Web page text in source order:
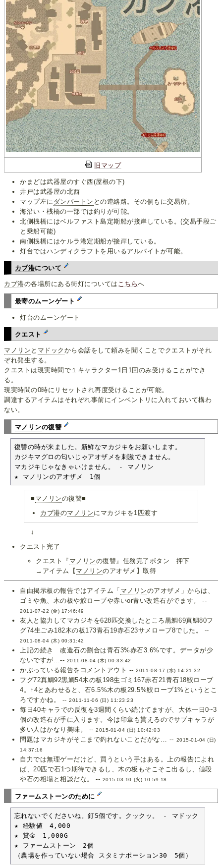
旧マップ
かまどは武器屋のすぐ西(屋根の下)
井戸は武器屋の北西
マップ左に ダンバートン との連絡路。その側もに交易所。
海沿い・桟橋の一部では釣りが可能。
北側桟橋にはベルファスト島定期船が接岸している。(交易手段ご
と乗船可能)
南側桟橋にはケルラ港定期船が接岸している。
灯台ではハンディクラフトを用いるアルバイトが可能。
カブ港について
カブ港の各場所にある街灯については こちらへ
最寄のムーンゲート
灯台のムーンゲート
クエスト
マノリン と マドック から会話をして頼みを聞くことでクエストがそれ
ぞれ発生する。
クエストは現実時間で１キャラクター1日1回のみ受けることができ
る。
現実時間の0時にリセットされ再度受けることが可能。
調達するアイテムはそれぞれ事前にインベントリに入れておいて構わ
ない。
マノリンの復讐
復讐の時が来ました。新鮮なマカジキをお願いします。
カジキマグロの匂いじゃアオザメを刺激できません。
マカジキじゃなきゃいけません。 - マノリン
★ マノリンのアオザメ　1個
■ マノリンの復讐■
カブ港のマノリンにマカジキを1匹渡す
↓
クエスト完了
クエスト『 マノリンの復讐』任務完了ボタン 押下
→アイテム【 マノリンのアオザメ】取得
自由掲示板の報告ではアイテム「 マノリンのアオザメ」からは、
ゴミや魚、木の板や鮫ローブや赤いor青い改造石がでます。 --
2011-07-22 (金) 17:46:49
友人と協力してマカジキを628匹交換したところ黒鯛69真鯛80フ
グ74生ごみ182木の板173青石19赤石23サメローブ8でした。 --
2011-08-04 (木) 00:31:42
上記の続き 改造石の割合は青石3%赤石3.6%です。データが少
ないですが…-- 2011-08-04 (木) 00:33:42
かぶっている報告をコメントアウト --2011-08-17 (水) 14:21:32
フグ72真鯛92黒鯛54木の板198生ゴミ167赤石21青石18鮫ローブ
4。↑4とあわせると、石6.5%木の板29.5%鮫ローブ1%というとこ
ろですかね。 --2011-11-06 (日) 11:23:23
毎日40キャラでの反復を3週間くらい続けてますが、大体一日0~3
個の改造石が手に入ります。今は印章も貰えるのでサブキャラが
多い人はかなり美味。 --2015-01-04 (日) 10:42:03
問題はマカジキがそこまで釣れないことだがな… -- 2015-01-04 (日)
14:37:16
自力では無理ゲーだけど、買うという手はある。上の報告によれ
ば、20匹で石1つ期待できるし、木の板もそこそこ出るし、値段
や石の相場と相談だな。 -- 2015-03-10 (火) 10:59:18
ファームストーンのために
忘れないでくださいね。釘5個です。クックッ。 - マドック
★ 経験値　4,000
★ 賞金　1,000G
★ ファームストーン　2個
（農場を作っていない場合 スタミナポーション30　5個）